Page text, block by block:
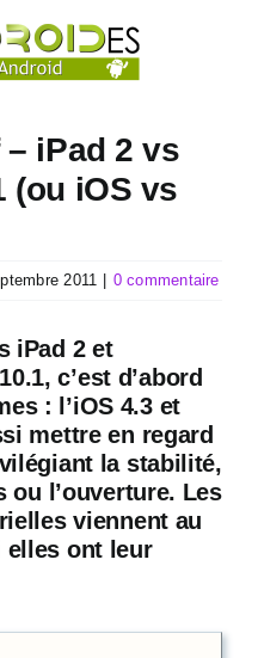
iPad 2 vs
(ou iOS vs
2011 0 commentaire
iPad 2 et
c’est d’abord
: l’iOS 4.3 et
mettre en regard
la stabilité,
ou l’ouverture. Les
viennent au
elles ont leur